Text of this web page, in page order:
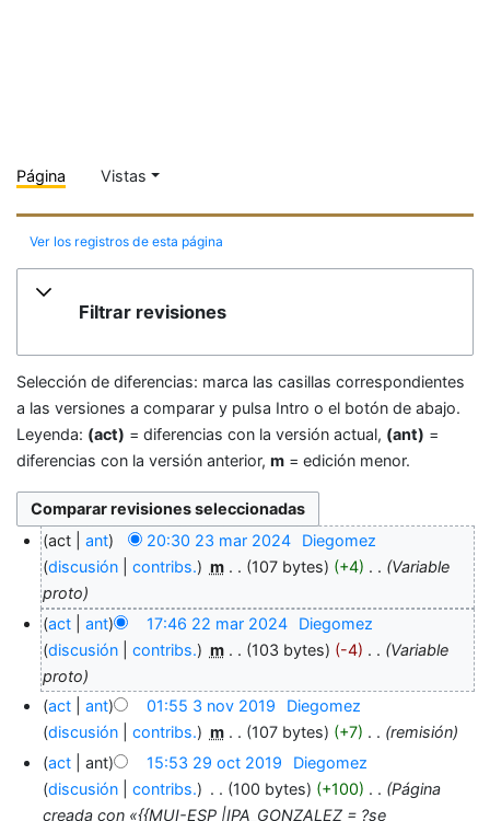
Página Vistas
Ver los registros de esta página
Filtrar revisiones
Selección de diferencias: marca las casillas correspondientes
a las versiones a comparar y pulsa Intro o el botón de abajo.
Leyenda: (act) = diferencias con la versión actual, (ant) =
diferencias con la versión anterior, m = edición menor.
act ant 20:30 23 mar 2024
Diegomez
discusión
contribs. m 107 bytes +4
Variable
proto
act
ant 17:46 22 mar 2024
Diegomez
discusión
contribs. m 103 bytes -4
Variable
proto
act
ant 01:55 3 nov 2019
Diegomez
discusión
contribs. m 107 bytes +7
remisión
act
ant 15:53 29 oct 2019
Diegomez
discusión
contribs. 100 bytes +100
Página
creada con «{{MUI-ESP |IPA_GONZALEZ = ?se